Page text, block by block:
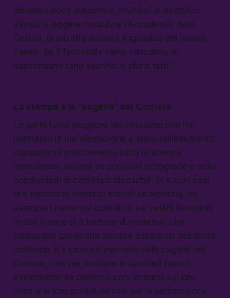
dimostra poca autostima. Inviterei la direttrice
Venezi a leggere cosa dice l’Accademia della
Crusca, la più alta autorità linguistica del nostro
Paese. Se il femminile viene nascosto, si
nascondono tanti sacrifici e sforzi fatti.”
La stampa e le “pagelle” del Corriere
La parte forse peggiore del sessismo che ha
permeato la manifestazione è stato l’allineamento
compatto di praticamente tutta la stampa
mainstream italiana su posizioni retrograde e nella
condivisioni di contributi discutibili. In alcuni casi
si è trattato di semplici articoli clickbaiting, ad
esempio i numerosi contributi sui vestiti femminili;
in altri invece si è trattato di contenuti che
tradiscono quello che sembra essere un sessismo
profondo. È il caso ad esempio delle pagelle del
Corriere, che per valutare le cantanti hanno
evidentemente preferito concentrarsi sul loro
peso e le loro scollature che per la performance